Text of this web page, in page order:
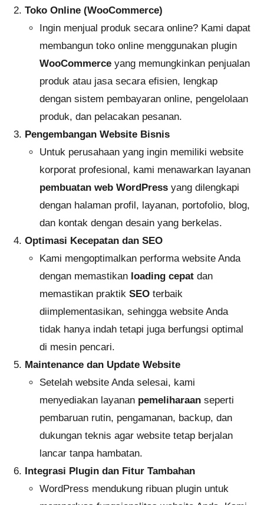
Toko Online (WooCommerce)
Ingin menjual produk secara online? Kami dapat
membangun toko online menggunakan plugin
WooCommerce yang memungkinkan penjualan
produk atau jasa secara efisien, lengkap
dengan sistem pembayaran online, pengelolaan
produk, dan pelacakan pesanan.
Pengembangan Website Bisnis
Untuk perusahaan yang ingin memiliki website
korporat profesional, kami menawarkan layanan
pembuatan web WordPress yang dilengkapi
dengan halaman profil, layanan, portofolio, blog,
dan kontak dengan desain yang berkelas.
Optimasi Kecepatan dan SEO
Kami mengoptimalkan performa website Anda
dengan memastikan loading cepat dan
memastikan praktikSEO terbaik
diimplementasikan, sehingga website Anda
tidak hanya indah tetapi juga berfungsi optimal
di mesin pencari.
Maintenance dan Update Website
Setelah website Anda selesai, kami
menyediakan layanan pemeliharaan seperti
pembaruan rutin, pengamanan, backup, dan
dukungan teknis agar website tetap berjalan
lancar tanpa hambatan.
Integrasi Plugin dan Fitur Tambahan
WordPress mendukung ribuan plugin untuk